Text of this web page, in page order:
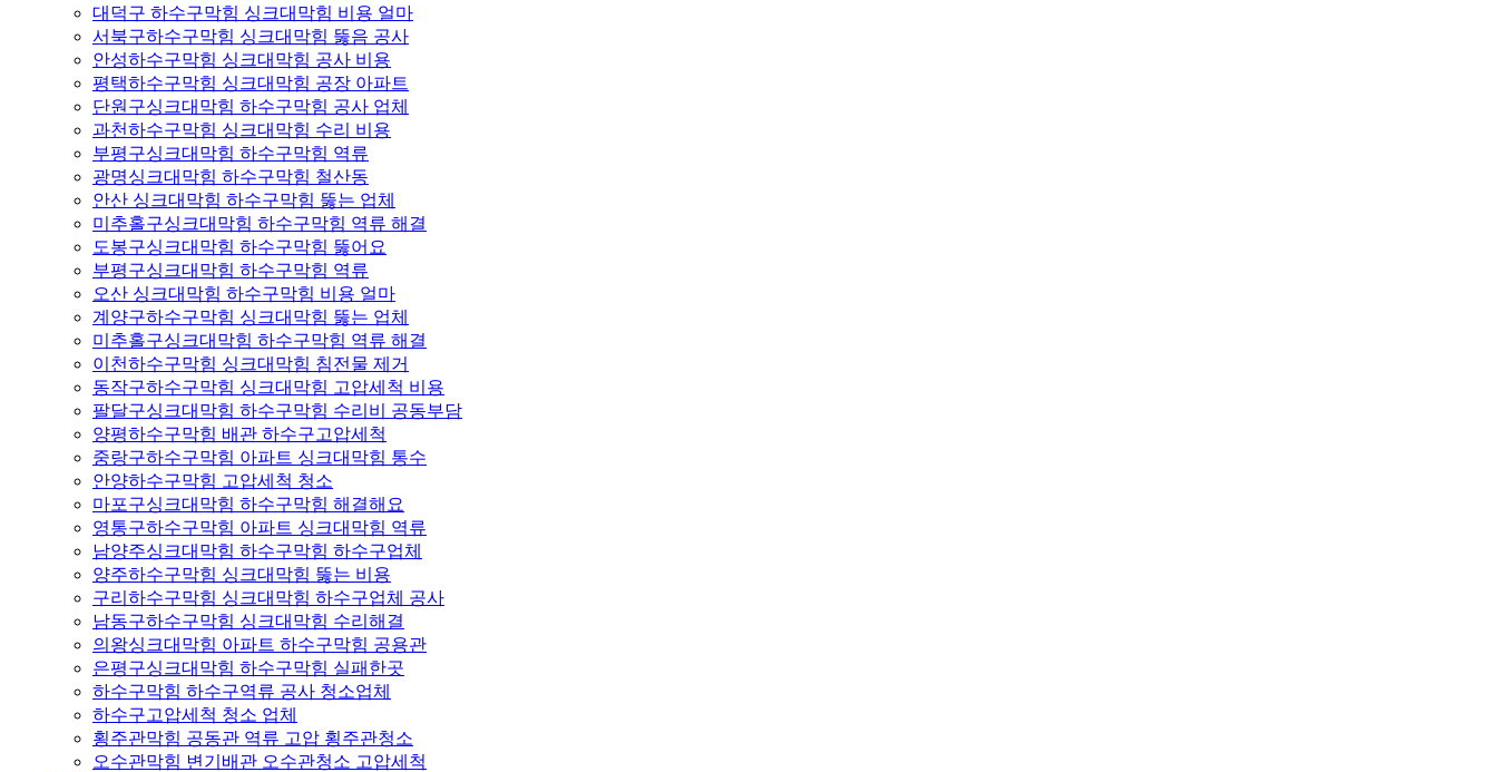
대덕구 하수구막힘 싱크대막힘 비용 얼마
서북구하수구막힘 싱크대막힘 뚫음 공사
안성하수구막힘 싱크대막힘 공사 비용
평택하수구막힘 싱크대막힘 공장 아파트
단원구싱크대막힘 하수구막힘 공사 업체
과천하수구막힘 싱크대막힘 수리 비용
부평구싱크대막힘 하수구막힘 역류
광명싱크대막힘 하수구막힘 철산동
안산 싱크대막힘 하수구막힘 뚫는 업체
미추홀구싱크대막힘 하수구막힘 역류 해결
도봉구싱크대막힘 하수구막힘 뚫어요
부평구싱크대막힘 하수구막힘 역류
오산 싱크대막힘 하수구막힘 비용 얼마
계양구하수구막힘 싱크대막힘 뚫는 업체
미추홀구싱크대막힘 하수구막힘 역류 해결
이천하수구막힘 싱크대막힘 침전물 제거
동작구하수구막힘 싱크대막힘 고압세척 비용
팔달구싱크대막힘 하수구막힘 수리비 공동부담
양평하수구막힘 배관 하수구고압세척
중랑구하수구막힘 아파트 싱크대막힘 통수
안양하수구막힘 고압세척 청소
마포구싱크대막힘 하수구막힘 해결해요
영통구하수구막힘 아파트 싱크대막힘 역류
남양주싱크대막힘 하수구막힘 하수구업체
양주하수구막힘 싱크대막힘 뚫는 비용
구리하수구막힘 싱크대막힘 하수구업체 공사
남동구하수구막힘 싱크대막힘 수리해결
의왕싱크대막힘 아파트 하수구막힘 공용관
은평구싱크대막힘 하수구막힘 실패한곳
하수구막힘 하수구역류 공사 청소업체
하수구고압세척 청소 업체
횡주관막힘 공동관 역류 고압 횡주관청소
오수관막힘 변기배관 오수관청소 고압세척